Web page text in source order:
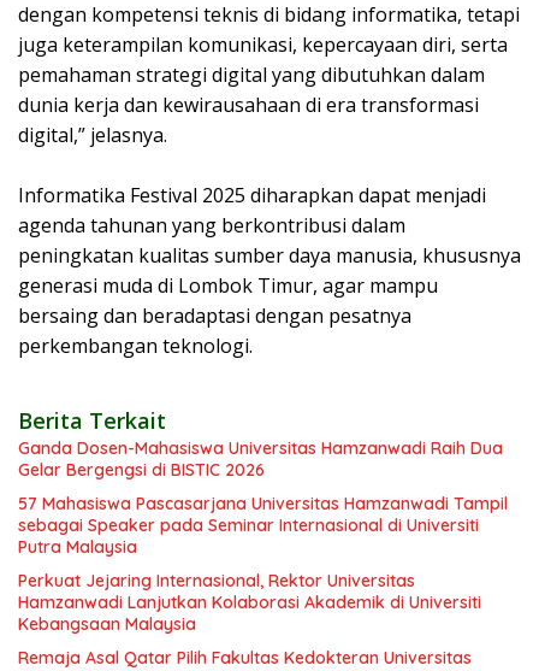
dengan kompetensi teknis di bidang informatika, tetapi
juga keterampilan komunikasi, kepercayaan diri, serta
pemahaman strategi digital yang dibutuhkan dalam
dunia kerja dan kewirausahaan di era transformasi
digital,” jelasnya.
Informatika Festival 2025 diharapkan dapat menjadi
agenda tahunan yang berkontribusi dalam
peningkatan kualitas sumber daya manusia, khususnya
generasi muda di Lombok Timur, agar mampu
bersaing dan beradaptasi dengan pesatnya
perkembangan teknologi.
Berita Terkait
Ganda Dosen-Mahasiswa Universitas Hamzanwadi Raih Dua
Gelar Bergengsi di BISTIC 2026
57 Mahasiswa Pascasarjana Universitas Hamzanwadi Tampil
sebagai Speaker pada Seminar Internasional di Universiti
Putra Malaysia
Perkuat Jejaring Internasional, Rektor Universitas
Hamzanwadi Lanjutkan Kolaborasi Akademik di Universiti
Kebangsaan Malaysia
Remaja Asal Qatar Pilih Fakultas Kedokteran Universitas